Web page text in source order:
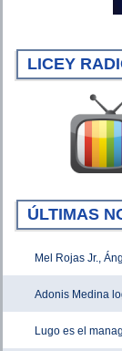
LICEY
ÚLTIMAS
Mel Rojas Jr.,
Adonis Medina
Lugo es el